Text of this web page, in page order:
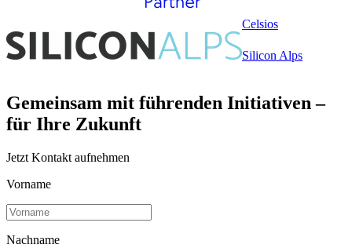
Celsios
Silicon Alps
Gemeinsam mit führenden Initiativen –
für Ihre Zukunft
Jetzt Kontakt aufnehmen
Vorname
Nachname